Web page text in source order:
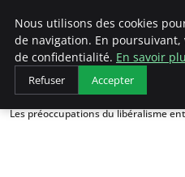
LECFCM
Accueil
Création d'entreprise
Les préoccupations du libéralisme
Nous utilisons des cookies
de navigation. En
de confidentialité. En savoir
Refuser Accepter